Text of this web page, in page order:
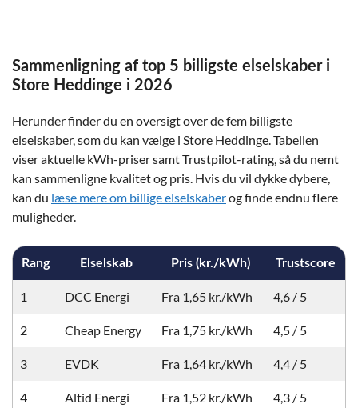
Sammenligning af top 5 billigste elselskaber i
Store Heddinge i 2026
Herunder finder du en oversigt over de fem billigste
elselskaber, som du kan vælge i Store Heddinge. Tabellen
viser aktuelle kWh-priser samt Trustpilot-rating, så du nemt
kan sammenligne kvalitet og pris. Hvis du vil dykke dybere,
kan du læse mere om billige elselskaberog finde endnu flere
muligheder.
Rang Elselskab Pris (kr./kWh) Trustscore
1 DCC Energi Fra 1,65 kr./kWh 4,6 / 5
2 Cheap Energy Fra 1,75 kr./kWh 4,5 / 5
3 EVDK Fra 1,64 kr./kWh 4,4 / 5
4 Altid Energi Fra 1,52 kr./kWh 4,3 / 5